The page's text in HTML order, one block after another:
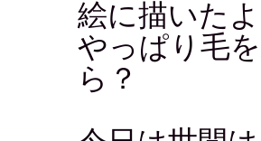
絵に描いた
やっぱり毛
ら？